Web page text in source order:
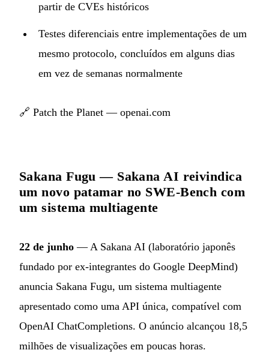
partir de CVEs históricos
Testes diferenciais entre implementações de um
mesmo protocolo, concluídos em alguns dias
em vez de semanas normalmente
🔗 Patch the Planet — openai.com
Sakana Fugu — Sakana AI reivindica
um novo patamar no SWE-Bench com
um sistema multiagente
22 de junho — A Sakana AI (laboratório japonês
fundado por ex-integrantes do Google DeepMind)
anuncia Sakana Fugu, um sistema multiagente
apresentado como uma API única, compatível com
OpenAI ChatCompletions. O anúncio alcançou 18,5
milhões de visualizações em poucas horas.